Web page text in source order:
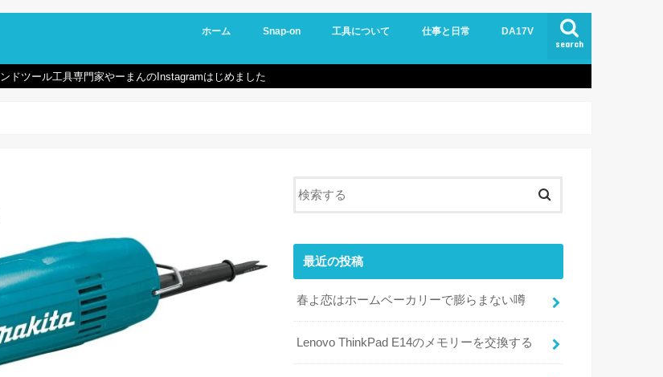
search
ホーム Snap-on 工具について 仕事と日常 DA17V
ドツール工具専門家やーまんのInstagramはじめました
最近の投稿
春よ恋はホームベーカリーで膨らまない噂
Lenovo ThinkPad E14のメモリーを交換する